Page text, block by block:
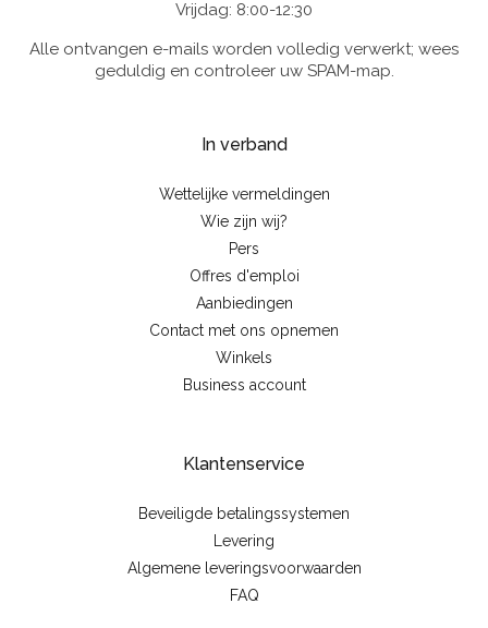
Vrijdag: 8:00-12:30
Alle ontvangen e-mails worden volledig verwerkt; wees
geduldig en controleer uw SPAM-map.
In verband
Wettelijke vermeldingen
Wie zijn wij?
Pers
Offres d'emploi
Aanbiedingen
Contact met ons opnemen
Winkels
Business account
Klantenservice
Beveiligde betalingssystemen
Levering
Algemene leveringsvoorwaarden
FAQ